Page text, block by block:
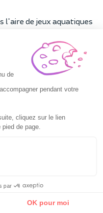
de jeux aquatiques
que les adultes
balnéo équipé de
hydromassantes.
attractions, rivière à
pentagliss, piscine à
de jeux aquatiques,
balnéo
17550 Dolus-d'Oléron
Aqualudia est
du sud de la Haute-
un bassin ludique